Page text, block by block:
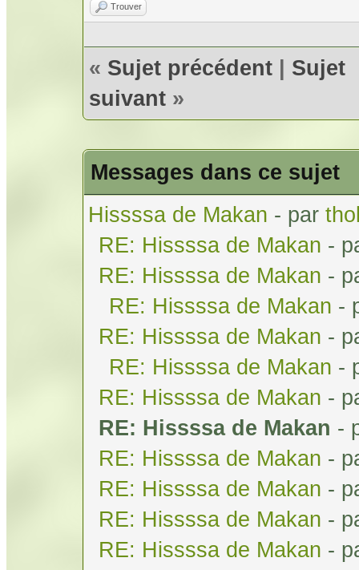
Trouver
« Sujet précédent | Sujet
suivant »
Messages dans ce sujet
Hissssa de Makan - par
RE: Hissssa de Makan -
RE: Hissssa de Makan -
RE: Hissssa de Makan -
RE: Hissssa de Makan -
RE: Hissssa de Makan -
RE: Hissssa de Makan -
RE: Hissssa de Makan -
RE: Hissssa de Makan -
RE: Hissssa de Makan -
RE: Hissssa de Makan -
RE: Hissssa de Makan -